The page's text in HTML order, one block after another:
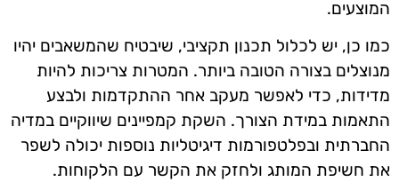
המוצעים.
כמו כן, יש לכלול תכנון תקציבי, שיבטיח שהמשאבים יהיו
מנוצלים בצורה הטובה ביותר. המטרות צריכות להיות
מדידות, כדי לאפשר מעקב אחר ההתקדמות ולבצע
התאמות במידת הצורך. השקת קמפיינים שיווקיים במדיה
החברתית ובפלטפורמות דיגיטליות נוספות יכולה לשפר
את חשיפת המותג ולחזק את הקשר עם הלקוחות.